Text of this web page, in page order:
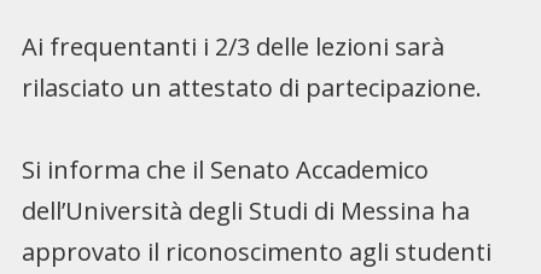
Ai frequentanti i 2/3 delle lezioni sarà
rilasciato un attestato di partecipazione.
Si informa che il Senato Accademico
dell’Università degli Studi di Messina ha
approvato il riconoscimento agli studenti